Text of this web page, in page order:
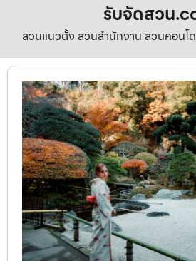
รับจัดสวน
สวนแนวตั้ง สวนสำนักงาน สวนคอนโ